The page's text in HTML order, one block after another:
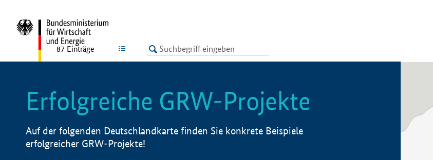
LISTE
87 Einträge
Erfolgreiche GRW-Projekte
Auf der folgenden Deutschlandkarte finden Sie konkrete Beispiele
erfolgreicher GRW-Projekte!